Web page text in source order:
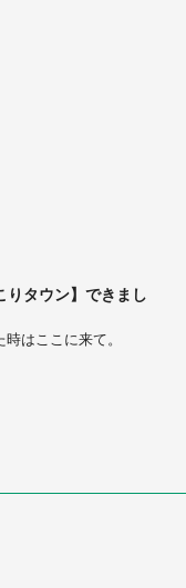
りタウン】できまし
はここに来て。